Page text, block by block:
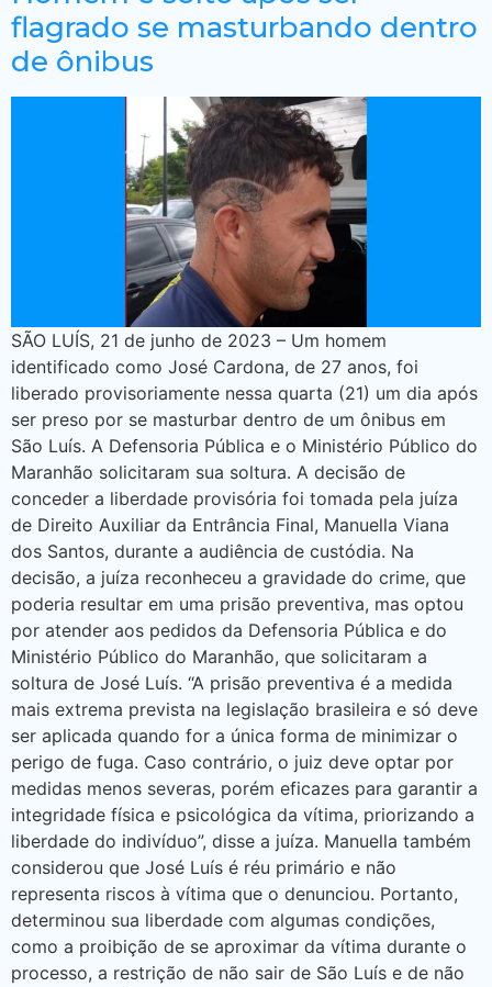
flagrado se masturbando dentro
de ônibus
SÃO LUÍS, 21 de junho de 2023 – Um homem
identificado como José Cardona, de 27 anos, foi
liberado provisoriamente nessa quarta (21) um dia após
ser preso por se masturbar dentro de um ônibus em
São Luís. A Defensoria Pública e o Ministério Público do
Maranhão solicitaram sua soltura. A decisão de
conceder a liberdade provisória foi tomada pela juíza
de Direito Auxiliar da Entrância Final, Manuella Viana
dos Santos, durante a audiência de custódia. Na
decisão, a juíza reconheceu a gravidade do crime, que
poderia resultar em uma prisão preventiva, mas optou
por atender aos pedidos da Defensoria Pública e do
Ministério Público do Maranhão, que solicitaram a
soltura de José Luís. “A prisão preventiva é a medida
mais extrema prevista na legislação brasileira e só deve
ser aplicada quando for a única forma de minimizar o
perigo de fuga. Caso contrário, o juiz deve optar por
medidas menos severas, porém eficazes para garantir a
integridade física e psicológica da vítima, priorizando a
liberdade do indivíduo”, disse a juíza. Manuella também
considerou que José Luís é réu primário e não
representa riscos à vítima que o denunciou. Portanto,
determinou sua liberdade com algumas condições,
como a proibição de se aproximar da vítima durante o
processo, a restrição de não sair de São Luís e de não